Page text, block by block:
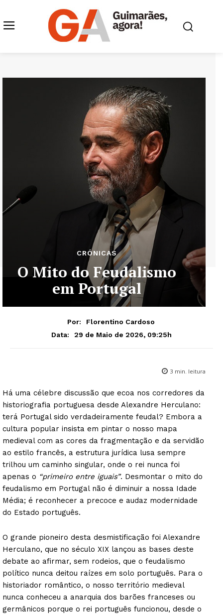
CRÓNICAS
O Mito do Feudalismo
em Portugal
Por:
Florentino Cardoso
Data:
29 de Maio de 2026, 09:25h
3 min. leitura
Há uma célebre discussão que ecoa nos corredores da
historiografia portuguesa desde Alexandre Herculano:
terá Portugal sido verdadeiramente feudal? Embora a
cultura popular insista em pintar o nosso mapa
medieval com as cores da fragmentação e da servidão
ao estilo francês, a estrutura jurídica lusa sempre
trilhou um caminho singular, onde o rei nunca foi
apenas o “primeiro entre iguais”. Desmontar o mito do
feudalismo em Portugal não é diminuir a nossa Idade
Média; é reconhecer a precoce e audaz modernidade
do Estado português.
O grande pioneiro desta desmistificação foi Alexandre
Herculano, que no século XIX lançou as bases deste
debate ao afirmar, sem rodeios, que o feudalismo
político nunca deitou raízes em solo português. Para o
historiador romântico, o nosso território medieval
nunca conheceu a anarquia dos barões franceses ou
germânicos porque o rei português funcionou, desde o